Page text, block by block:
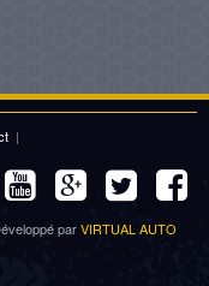
|
parVIRTUAL AUTO